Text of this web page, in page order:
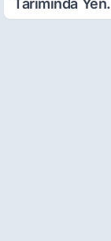
Tarımında Yeni
Ürünler Yolda